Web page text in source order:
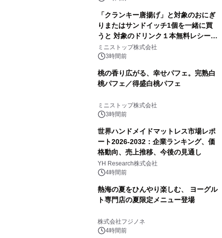
「クランキー唐揚げ」と対象のおにぎ
りまたはサンドイッチ1個を一緒に買
うと 対象のドリンク１本無料レシート
クーポンもらえる！※1
ミニストップ株式会社
3時間前
桃の香り広がる、幸せパフェ。完熟白
桃パフェ／得盛白桃パフェ
ミニストップ株式会社
3時間前
世界ハンドメイドマットレス市場レポ
ート2026-2032：企業ランキング、価
格動向、売上推移、今後の見通し
YH Research株式会社
4時間前
熱海の夏をひんやり楽しむ、 ヨーグル
ト専門店の夏限定メニュー登場
株式会社フジノネ
4時間前